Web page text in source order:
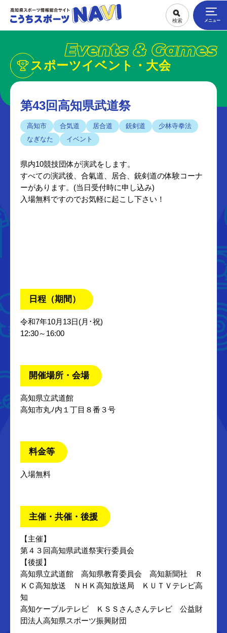
Events & Games
スポーツイベント・大会
第43回高知県武道祭
高知市 合気道 居合道 銃剣道
少林寺拳法
なぎなた
イベント
県内10競技団体が演武をします。
すべての演武後、合氣道、居合、銃剣道の体験コーナ
ーがあります。(当日受付時に申し込み)
入場無料ですのでお気軽に起こし下さい！
日程（期間）
令和7年10月13日(月･祝)
12:30～16:00
開催場所・会場
高知県立武道館
高知市丸ﾉ内１丁目８番３号
料金等
入場無料
主催・共催・後援
【主催】
第４３回高知県武道祭実行委員会
【後援】
高知県立武道館 高知県教育委員会 高知新聞社 Ｒ
ＫＣ高知放送 ＮＨＫ高知放送局 ＫＵＴＶテレビ高
知
高知ケーブルテレビ ＫＳＳさんさんテレビ 公益財
団法人高知県スポーツ振興財団